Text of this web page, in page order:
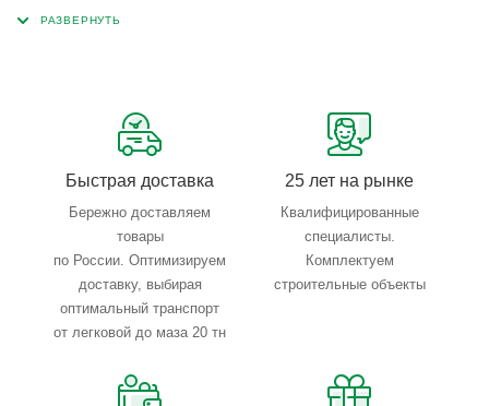
Быстрая доставка
Бережно доставляем
товары
по России. Оптимизируем
доставку, выбирая
оптимальный транспорт
от легковой до маза 20 тн
25 лет на рынке
Квалифицированные
специалисты.
Комплектуем
строительные объекты